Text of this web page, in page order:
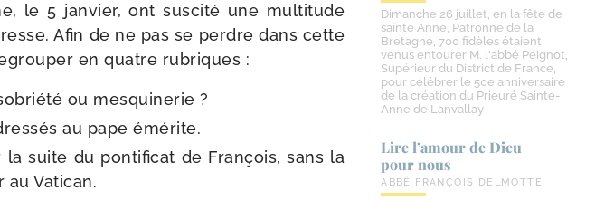
le 5 jan­vier, ont sus­ci­té une mul­ti­tude
Afin de ne pas se perdre dans cette
en quatre rubriques :
ou mesquinerie ?
au pape émérite.
suite du pon­ti­fi­cat de François, sans la
Vatican.
Dimanche 26 juillet, en la fête de
sainte Anne, Patronne de la
Bretagne, 700 fidèles étaient
venus entourer M. l'abbé Peignot,
Supérieur du District de France,
pour célébrer le 50e anniversaire
de la création du Prieuré Sainte-
Anne de Lanvallay
Lire l’amour de Dieu
pour nous
ABBÉ FRANÇOIS DELMOTTE